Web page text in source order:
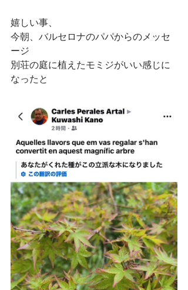
嬉しい事、
今朝、バルセロナのパパからのメッセ
ージ
別荘の庭に植えたモミジがいい感じに
なったと